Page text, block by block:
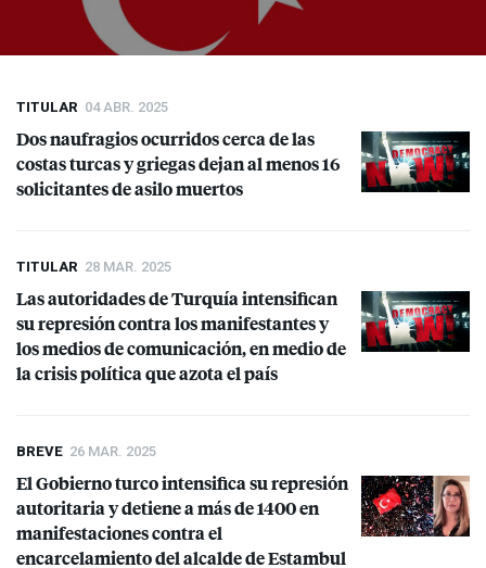
TITULAR 04 ABR. 2025
Dos naufragios ocurridos cerca de las
costas turcas y griegas dejan al menos 16
solicitantes de asilo muertos
TITULAR 28 MAR. 2025
Las autoridades de Turquía intensifican
su represión contra los manifestantes y
los medios de comunicación, en medio de
la crisis política que azota el país
BREVE 26 MAR. 2025
El Gobierno turco intensifica su represión
autoritaria y detiene a más de 1400 en
manifestaciones contra el
encarcelamiento del alcalde de Estambul